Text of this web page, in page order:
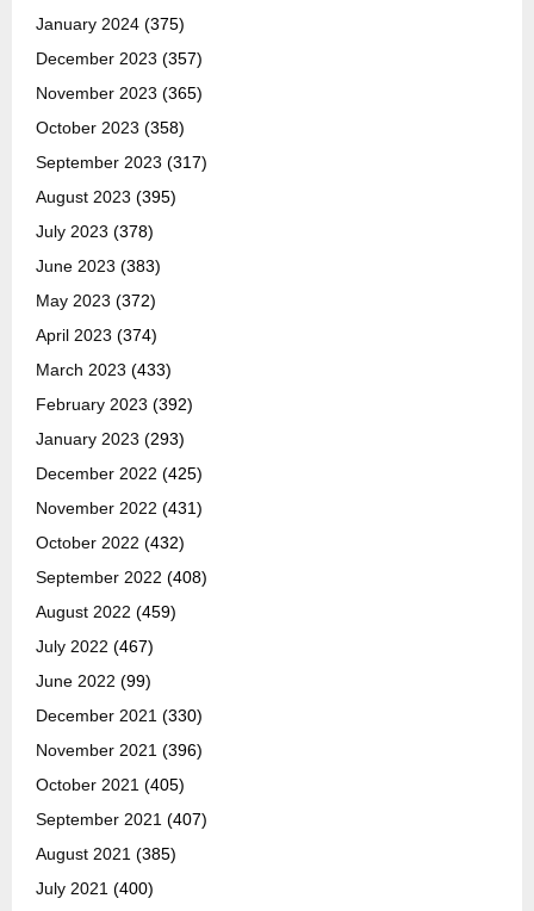
January 2024 (375)
December 2023 (357)
November 2023 (365)
October 2023 (358)
September 2023 (317)
August 2023 (395)
July 2023 (378)
June 2023 (383)
May 2023 (372)
April 2023 (374)
March 2023 (433)
February 2023 (392)
January 2023 (293)
December 2022 (425)
November 2022 (431)
October 2022 (432)
September 2022 (408)
August 2022 (459)
July 2022 (467)
June 2022 (99)
December 2021 (330)
November 2021 (396)
October 2021 (405)
September 2021 (407)
August 2021 (385)
July 2021 (400)